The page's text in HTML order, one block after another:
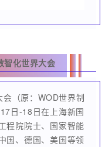
智化世界大会
（原：WOD世界制
日-18日在上海新国
程院院士、国家智能
国、德国、美国等领